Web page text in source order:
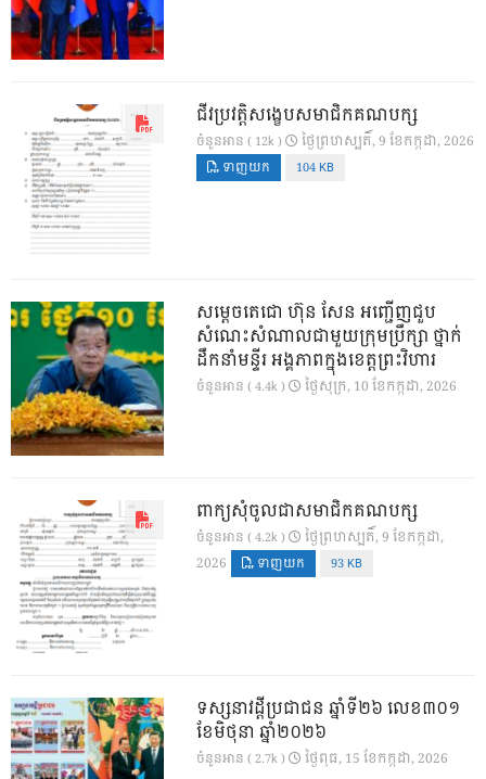
ជីវប្រវត្តិសង្ខេបសមាជិកគណបក្ស
ចំនួនអាន ( 12k ) ថ្ងៃ​ព្រហស្បតិ៍, 9 ខែ​កក្កដា, 2026
ទាញយក 104 KB
សម្តេចតេជោ ហ៊ុន សែន អញ្ជើញជួប
សំណេះសំណាលជាមួយក្រុមប្រឹក្សា ថ្នាក់
ដឹកនាំមន្ទីរ អង្គភាពក្នុងខេត្តព្រះវិហារ
ចំនួនអាន ( 4.4k ) ថ្ងៃ​សុក្រ, 10 ខែ​កក្កដា, 2026
ពាក្យសុំចូលជាសមាជិកគណបក្ស
ចំនួនអាន ( 4.2k )
ថ្ងៃ​ព្រហស្បតិ៍, 9 ខែ​កក្កដា,
2026
ទាញយក 93 KB
ទស្សនាវដ្ដីប្រជាជន ឆ្នាំទី២៦ លេខ៣០១
ខែមិថុនា ឆ្នាំ២០២៦
ចំនួនអាន ( 2.7k ) ថ្ងៃ​ពុធ, 15 ខែ​កក្កដា, 2026